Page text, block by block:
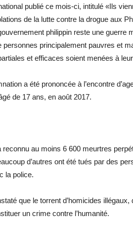
publié ce mois-ci, intitulé «Ils
de la lutte contre la drogue aux
philippin reste une guerre
principalement pauvres et
et efficaces soient menées à
a été prononcée à l’encontre
de 17 ans, en août 2017.
reconnu au moins 6 600 meurtres
d’autres ont été tués par des
la police.
que le torrent d’homicides illégaux,
un crime contre l’humanité.